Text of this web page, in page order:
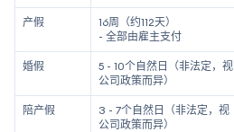
产假
16周（约112天）
- 全部由雇主支付
婚假
5 - 10个自然日（非法定，视
公司政策而异）
陪产假
3 - 7个自然日（非法定，视
公司政策而异）